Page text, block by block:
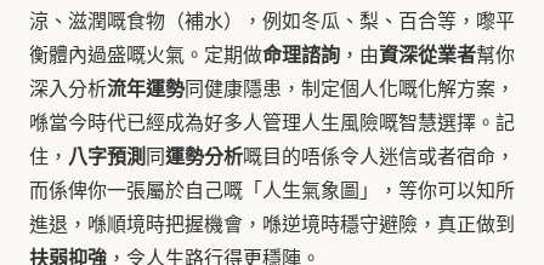
涼、滋潤嘅食物（補水），例如冬瓜、梨、百合等，嚟平
衡體內過盛嘅火氣。定期做命理諮詢 ，由資深從業者幫你
深入分析流年運勢同健康隱患，制定個人化嘅化解方案，
喺當今時代已經成為好多人管理人生風險嘅智慧選擇。記
住， 八字預測同運勢分析嘅目的唔係令人迷信或者宿命，
而係俾你一張屬於自己嘅「人生氣象圖」，等你可以知所
進退，喺順境時把握機會，喺逆境時穩守避險，真正做到
扶弱抑強 ，令人生路行得更穩陣。